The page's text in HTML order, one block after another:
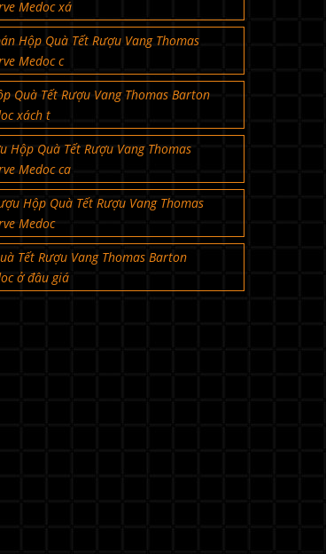
Medoc xá
Hộp Quà Tết Rượu Vang Thomas
Medoc c
Quà Tết Rượu Vang Thomas Barton
xách t
Hộp Quà Tết Rượu Vang Thomas
Medoc ca
Hộp Quà Tết Rượu Vang Thomas
Medoc
Tết Rượu Vang Thomas Barton
ở đâu giá